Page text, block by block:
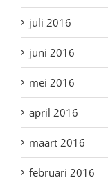
juli 2016
juni 2016
mei 2016
april 2016
maart 2016
februari 2016